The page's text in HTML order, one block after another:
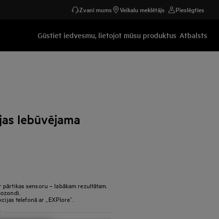
Zvani mums Veikalu meklētājs Pieslēgties
Gūstiet iedvesmu, lietojot mūsu produktus Atbalsts
Iebūvējama
sensoru – labākam rezultātam.
telefonā ar „EXPlore“.